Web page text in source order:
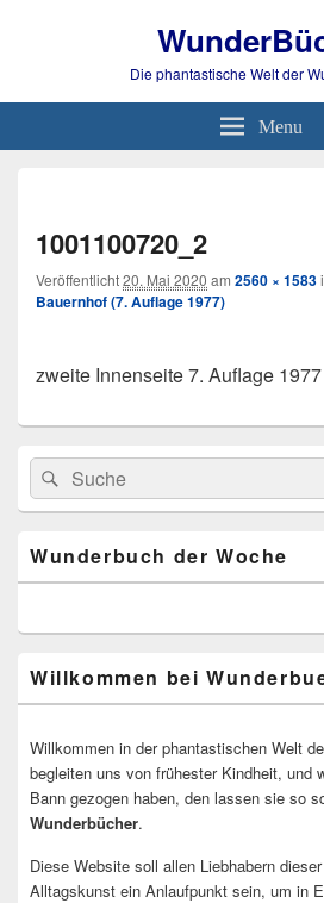
Die phantastische Welt der
Menu
1001100720_2
Veröffentlicht20. Mai 2020 am 2560 × 1583
Bauernhof (7. Auflage 1977)
zweite Innenseite 7. Auflage 1977
Primärer
Seitenleisten
Widget-
Bereich
Search
for:
Suche
Wunderbuch der Woche
Willkommen bei
Willkommen in der phantastischen Welt
begleiten uns von frühester Kindheit, und
Bann gezogen haben, den lassen sie so
Wunderbücher.
Diese Website soll allen Liebhabern
Alltagskunst ein Anlaufpunkt sein, um in